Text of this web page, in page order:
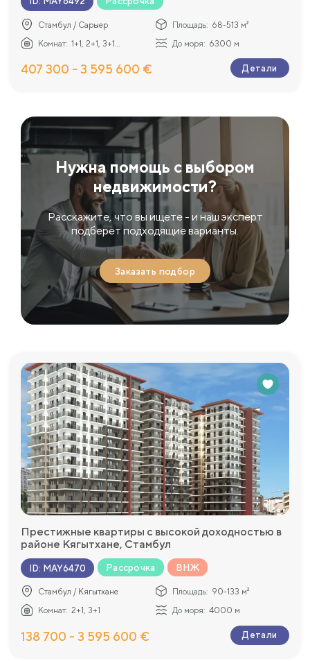
Стамбул / Сарыер Площадь: 68-513 м²
Комнат: 1+1, 2+1, 3+1... До моря: 6300 м
407 300 - 3 595 600 € Детали
Нужна помощь с выбором
недвижимости?
Расскажите, что вы ищете - и наш эксперт
подберёт подходящие варианты.
Заказать подбор
Престижные квартиры с высокой доходностью в
районе Кягытхане, Стамбул
ID: MAY6470 Рассрочка ВНЖ
Стамбул / Кягытхане Площадь: 90-133 м²
Комнат: 2+1, 3+1 До моря: 4000 м
138 700 - 3 595 600 € Детали